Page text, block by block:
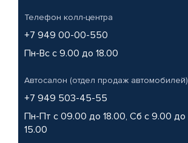
Телефон колл-центра
+7 949 00-00-550
Пн-Вс с 9.00 до 18.00
Автосалон (отдел продаж автомобилей)
+7 949 503-45-55
Пн-Пт с 09.00 до 18.00, Сб с 9.00 до
15.00